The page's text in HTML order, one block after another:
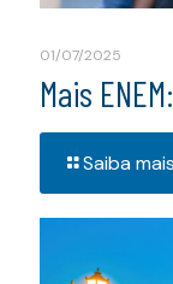
01/07/2025
Mais
Saiba mais